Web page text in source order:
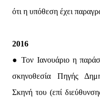
ότι η υπόθεση έχει
2016
● Τον Ιανουάριο η
σκηνοθεσία Πηγής
Σκηνή του (επί